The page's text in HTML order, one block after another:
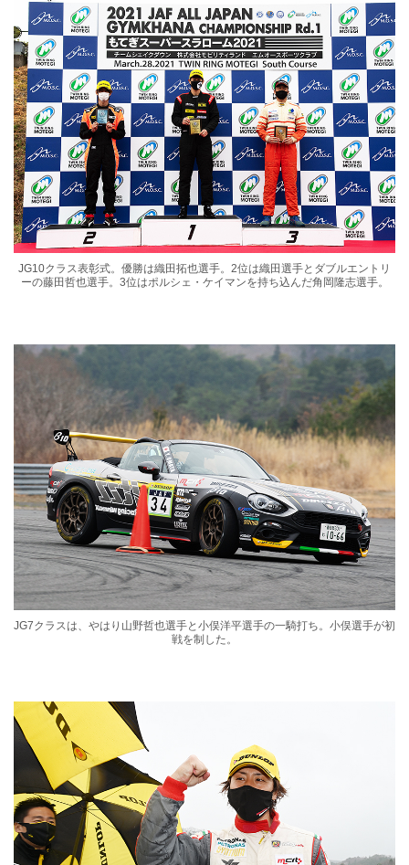
JG10クラス表彰式。優勝は織田拓也選手。2位は織田選手とダブルエントリ
ーの藤田哲也選手。3位はポルシェ・ケイマンを持ち込んだ角岡隆志選手。
JG7クラスは、やはり山野哲也選手と小俣洋平選手の一騎打ち。小俣選手が初
戦を制した。